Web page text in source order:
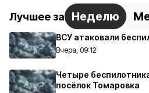
Лучшее за Неделю
ВСУ атаковали
Вчера, 09:12
Четыре
посёлок Томаровка